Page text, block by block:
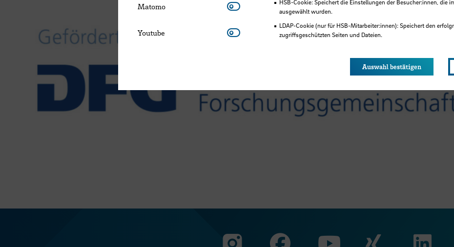
HSB-Cookie: Speichert die Einstellungen der Besucher:innen, die
ausgewählt wurden.
LDAP-Cookie (nur für HSB-Mitarbeiter:innen): Speichert den
zugriffsgeschützten Seiten und Dateien.
Matomo Matomo
Youtube Youtube
Auswahl bestätigen